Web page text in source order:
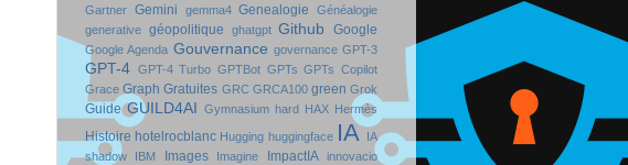
Gartner Gemini gemma4 Genealogie
Généalogie
generative géopolitique ghatgpt Github Google
Google Agenda Gouvernance governance GPT-3
GPT-4 GPT-4 Turbo GPTBot GPTs GPTs Copilot
Grace Graph Gratuites GRC GRCA100 green Grok
Guide GUILD4AI Gymnasium hard HAX Hermès
Histoire hotelrocblanc Hugging huggingface IA IA
shadow
IBM Images Imagine ImpactIA
innovacio